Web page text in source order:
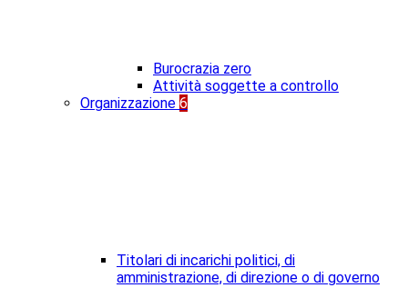
Burocrazia zero
Attività soggette a controllo
Organizzazione 6
Titolari di incarichi politici, di
amministrazione, di direzione o di governo